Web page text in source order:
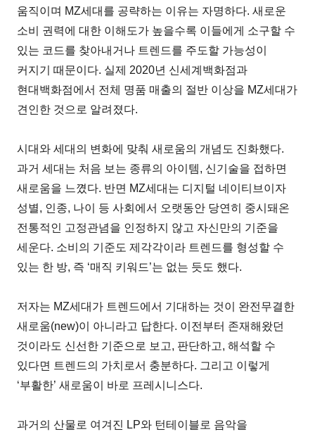
움직이며 MZ세대를 공략하는 이유는 자명하다. 새로운
소비 권력에 대한 이해도가 높을수록 이들에게 소구할 수
있는 코드를 찾아내거나 트렌드를 주도할 가능성이
커지기 때문이다. 실제 2020년 신세계백화점과
현대백화점에서 전체 명품 매출의 절반 이상을 MZ세대가
견인한 것으로 알려졌다.
시대와 세대의 변화에 맞춰 새로움의 개념도 진화했다.
과거 세대는 처음 보는 종류의 아이템, 신기술을 접하면
새로움을 느꼈다. 반면 MZ세대는 디지털 네이티브이자
성별, 인종, 나이 등 사회에서 오랫동안 당연히 중시돼온
전통적인 고정관념을 인정하지 않고 자신만의 기준을
세운다. 소비의 기준도 제각각이라 트렌드를 형성할 수
있는 한 방, 즉 ‘매직 키워드’는 없는 듯도 했다.
저자는 MZ세대가 트렌드에서 기대하는 것이 완전무결한
새로움(new)이 아니라고 답한다. 이전부터 존재해왔던
것이라도 신선한 기준으로 보고, 판단하고, 해석할 수
있다면 트렌드의 가치로서 충분하다. 그리고 이렇게
‘부활한’ 새로움이 바로 프레시니스다.
과거의 산물로 여겨진 LP와 턴테이블로 음악을